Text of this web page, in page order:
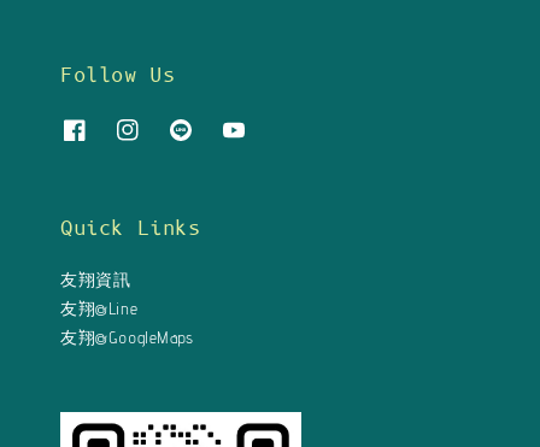
Follow Us
Quick Links
友翔資訊
友翔@Line
友翔@GoogleMaps